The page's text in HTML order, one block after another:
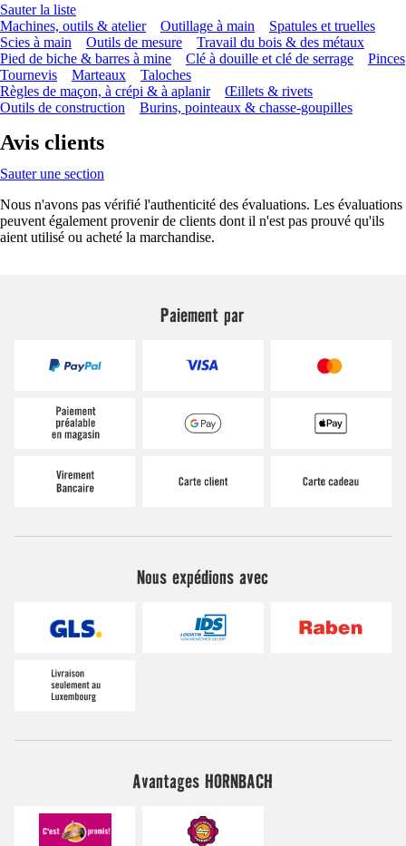
Sauter la liste
Machines, outils & atelier
Outillage à main
Spatules et truelles
Scies à main
Outils de mesure
Travail du bois & des métaux
Pied de biche & barres à mine
Clé à douille et clé de serrage
Pinces
Tournevis
Marteaux
Taloches
Règles de maçon, à crépi & à aplanir
Œillets & rivets
Outils de construction
Burins, pointeaux & chasse-goupilles
Avis clients
Sauter une section
Nous n'avons pas vérifié l'authenticité des évaluations. Les évaluations
peuvent également provenir de clients dont il n'est pas prouvé qu'ils
aient utilisé ou acheté la marchandise.
Paiement par
Nous expédions avec
Avantages HORNBACH